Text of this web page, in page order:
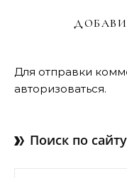
Для отправки
авторизоваться.
Поиск по сайту